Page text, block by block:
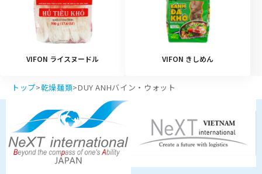
VIFON ライスヌードル VIFON きしめん
トップ>乾燥麺類>DUY ANHバイン・ウォット